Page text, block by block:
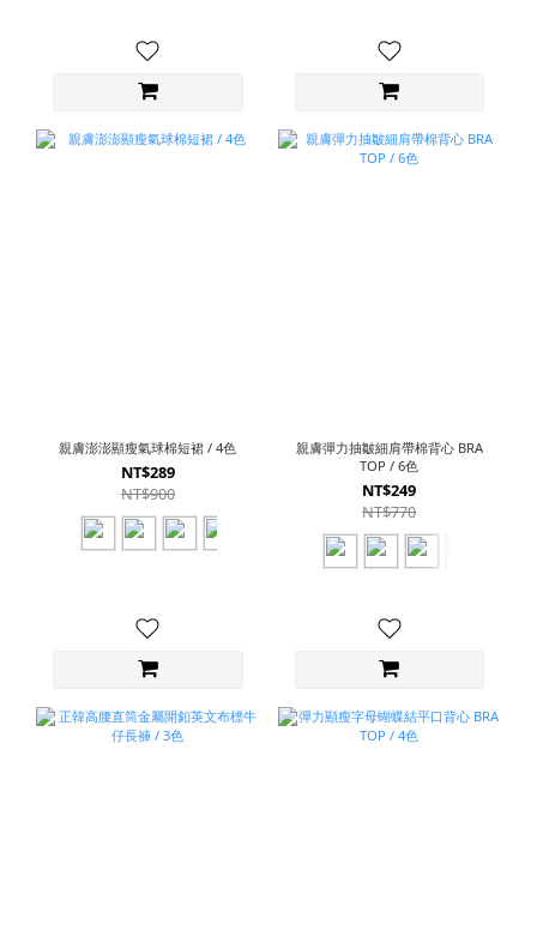
親膚澎澎顯瘦氣球棉短裙 / 4色
NT$289
NT$900
親膚彈力抽皺細肩帶棉背心 BRA
TOP / 6色
NT$249
NT$770